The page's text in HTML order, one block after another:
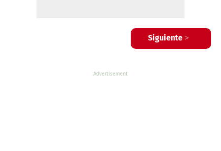
Siguiente >